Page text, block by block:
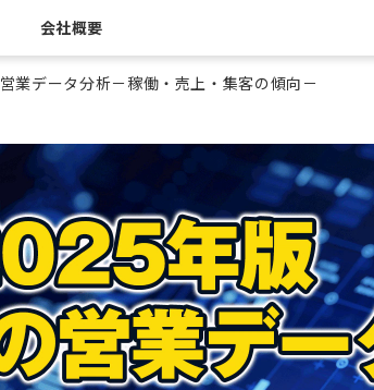
会社概要
業データ分析－稼働・売上・集客の傾向－